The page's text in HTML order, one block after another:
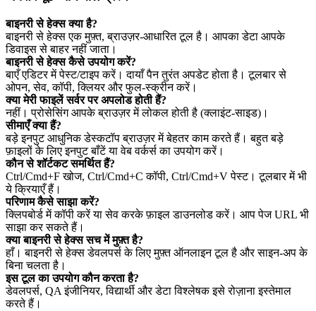
बाइनरी से हेक्स क्या है?
बाइनरी से हेक्स एक मुफ़्त, ब्राउज़र‑आधारित टूल है। आपका डेटा आपके
डिवाइस से बाहर नहीं जाता।
बाइनरी से हेक्स कैसे उपयोग करें?
बाएँ एडिटर में पेस्ट/टाइप करें। दायाँ पैन तुरंत अपडेट होता है। टूलबार से
ओपन, सेव, कॉपी, क्लियर और फुल‑स्क्रीन करें।
क्या मेरी फाइलें सर्वर पर अपलोड होती हैं?
नहीं। प्रोसेसिंग आपके ब्राउज़र में लोकल होती है (क्लाइंट‑साइड)।
सीमाएँ क्या हैं?
बड़े इनपुट आधुनिक डेस्कटॉप ब्राउज़र में बेहतर काम करते हैं। बहुत बड़े
फ़ाइलों के लिए इनपुट बाँटें या वेब वर्कर्स का उपयोग करें।
कौन से शॉर्टकट समर्थित हैं?
Ctrl/Cmd+F खोज, Ctrl/Cmd+C कॉपी, Ctrl/Cmd+V पेस्ट। टूलबार में भी
ये क्रियाएँ हैं।
परिणाम कैसे साझा करें?
क्लिपबोर्ड में कॉपी करें या सेव करके फ़ाइल डाउनलोड करें। आप पेज URL भी
साझा कर सकते हैं।
क्या बाइनरी से हेक्स सच में मुफ़्त है?
हाँ। बाइनरी से हेक्स डेवलपर्स के लिए मुफ़्त ऑनलाइन टूल है और साइन‑अप के
बिना चलता है।
इस टूल का उपयोग कौन करता है?
डेवलपर्स, QA इंजीनियर, विद्यार्थी और डेटा विश्लेषक इसे रोज़ाना इस्तेमाल
करते हैं।